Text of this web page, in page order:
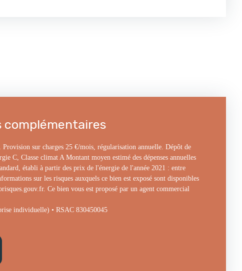
sur charges 25 €/mois, régularisation annuelle. Dépôt de
C, Classe climat A Montant moyen estimé des dépenses annuelles
établi à partir des prix de l'énergie de l'année 2021 : entre
sur les risques auxquels ce bien est exposé sont disponibles
Ce bien vous est proposé par un agent commercial
individuelle) • RSAC 830450045